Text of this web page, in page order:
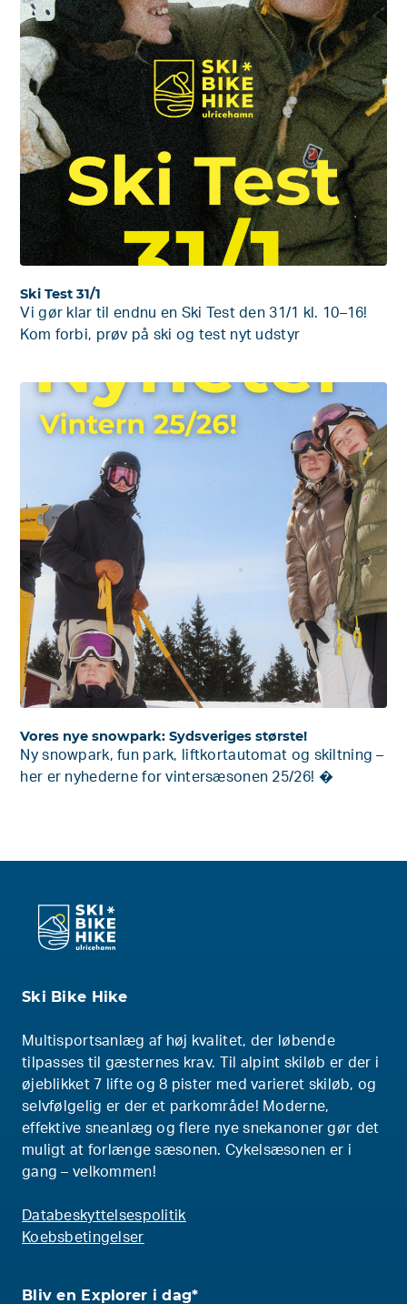
Ski Test 31/1
Vi gør klar til endnu en Ski Test den 31/1 kl. 10–16!
Kom forbi, prøv på ski og test nyt udstyr
Vores nye snowpark: Sydsveriges største!
Ny snowpark, fun park, liftkortautomat og skiltning –
her er nyhederne for vintersæsonen 25/26! �
Ski Bike Hike
Multisportsanlæg af høj kvalitet, der løbende
tilpasses til gæsternes krav. Til alpint skiløb er der i
øjeblikket 7 lifte og 8 pister med varieret skiløb, og
selvfølgelig er der et parkområde! Moderne,
effektive sneanlæg og flere nye snekanoner gør det
muligt at forlænge sæsonen. Cykelsæsonen er i
gang – velkommen!
Databeskyttelsespolitik
Koebsbetingelser
Bliv en Explorer i dag*